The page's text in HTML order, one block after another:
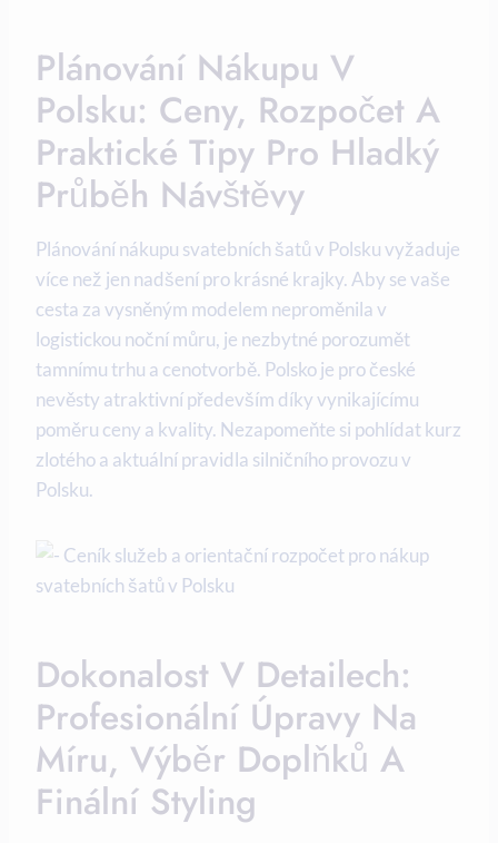
Plánování Nákupu V
Polsku: Ceny, Rozpočet A
Praktické Tipy Pro Hladký
Průběh Návštěvy
Plánování nákupu svatebních šatů v Polsku vyžaduje
více než jen nadšení pro krásné krajky. Aby se vaše
cesta za vysněným modelem neproměnila v
logistickou noční můru, je nezbytné porozumět
tamnímu trhu a cenotvorbě. Polsko je pro české
nevěsty atraktivní především díky vynikajícímu
poměru ceny a kvality. Nezapomeňte si pohlídat kurz
zlotého a aktuální pravidla silničního provozu v
Polsku.
Dokonalost V Detailech:
Profesionální Úpravy Na
Míru, Výběr Doplňků A
Finální Styling